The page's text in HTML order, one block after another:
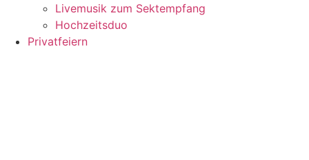
Livemusik zum Sektempfang
Hochzeitsduo
Privatfeiern